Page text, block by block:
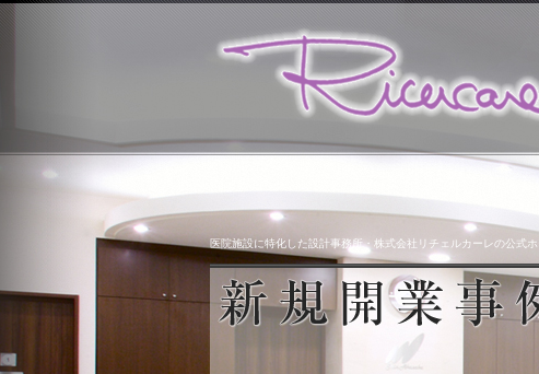
医院施設に特化した設計事務所・株式会社リチェルカーレの公式